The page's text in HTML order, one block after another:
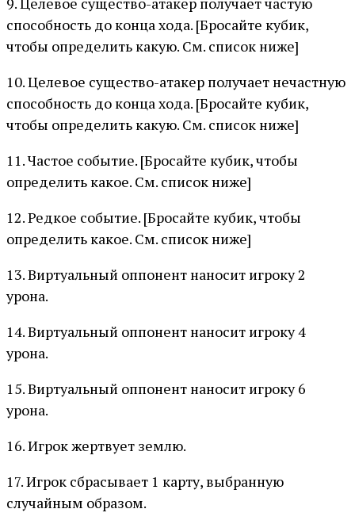
способность до конца хода. [Бросайте кубик,
чтобы определить какую. См. список ниже]
10. Целевое существо-атакер получает нечастную
способность до конца хода. [Бросайте кубик,
чтобы определить какую. См. список ниже]
11. Частое событие. [Бросайте кубик, чтобы
определить какое. См. список ниже]
12. Редкое событие. [Бросайте кубик, чтобы
определить какое. См. список ниже]
13. Виртуальный оппонент наносит игроку 2
урона.
14. Виртуальный оппонент наносит игроку 4
урона.
15. Виртуальный оппонент наносит игроку 6
урона.
16. Игрок жертвует землю.
17. Игрок сбрасывает 1 карту, выбранную
случайным образом.